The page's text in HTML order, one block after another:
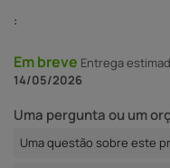
:
Em breve Entrega
14/05/2026
Uma pergunta ou um
Uma questão sobre este